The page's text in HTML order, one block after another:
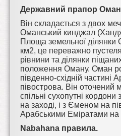
Державний прапор
Він складається з двох
Оманський кинджал
Площа земельної ділянки
км2, це переважно
рівнини та ділянки
положення Оману. Оман
південно-східній частині
півострова. Він оточений
спільні сухопутні
на заході, і з Єменом на
Арабськими Еміратами на
Nabahana правила.